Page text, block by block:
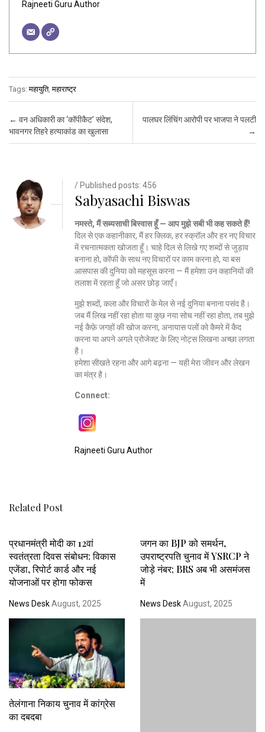
Rajneeti Guru Author
Tags:महायुति,महाराष्ट्र
Post navigation
← वन अधिकारी का ‘कॉपीकैट’ संदेश,
भावनगर तिहरे हत्याकांड का खुलासा
पालघर लिंचिंग आरोपी पर भाजपा ने पलटी
→
/ Published posts: 456
Sabyasachi Biswas
नमस्ते, मैं सब्यसाची बिस्वास हूँ — आप मुझे सबी भी कह सकते हैं!
दिल से एक कहानीकार, मैं हर क्लिक, हर स्क्रॉल और हर नए विचार
में रचनात्मकता खोजता हूँ। चाहे दिल से लिखे गए शब्दों से जुड़ाव
बनाना हो, कॉफी के साथ नए विचारों पर काम करना हो, या बस
आसपास की दुनिया को महसूस करना — मैं हमेशा उन कहानियों की
तलाश में रहता हूँ जो असर छोड़ जाएँ।
मुझे शब्दों, कला और विचारों के मेल से नई दुनिया बनाना पसंद है।
जब मैं लिख नहीं रहा होता या कुछ नया सोच नहीं रहा होता, तब मुझे
नई कैफ़े जगहों की खोज करना, अनायास पलों को कैमरे में कैद
करना या अपने अगले प्रोजेक्ट के लिए नोट्स लिखना अच्छा लगता
है।
हमेशा सीखते रहना और आगे बढ़ना — यही मेरा जीवन और लेखन
का मंत्र है।
Connect:
Rajneeti Guru Author
Related Post
प्रधानमंत्री मोदी का 12वां
स्वतंत्रता दिवस संबोधन: विकास
एजेंडा, रिपोर्ट कार्ड और नई
योजनाओं पर होगा फोकस
News DeskAugust, 2025
जगन का BJP को समर्थन,
उपराष्ट्रपति चुनाव में YSRCP ने
जोड़े नंबर; BRS अब भी असमंजस
में
News DeskAugust, 2025
तेलंगाना निकाय चुनाव में कांग्रेस
का दबदबा